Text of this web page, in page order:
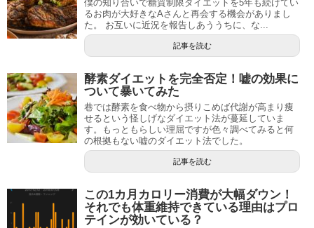
僕の知り合いで糖質制限ダイエットを5年も続けてい
るお肉が大好きなAさんと再会する機会がありまし
た。 お互いに近況を報告しあううちに、な...
記事を読む
酵素ダイエットを完全否定！嘘の効果に
ついて暴いてみた
巷では酵素を食べ物から摂りこめば代謝が高まり痩
せるという怪しげなダイエット法が蔓延していま
す。もっともらしい理屈ですが色々調べてみると何
の根拠もない嘘のダイエット法でした。
記事を読む
この1カ月カロリー消費が大幅ダウン！
それでも体重維持できている理由はプロ
テインが効いている？